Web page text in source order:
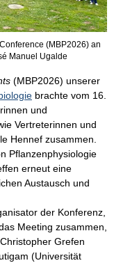
(MBP2026) an
Manuel Ugalde
(MBP2026) unserer
brachte vom 16.
und
Vertreterinnen und
Hennef zusammen.
Pflanzenphysiologie
erneut eine
Austausch und
der Konferenz,
Meeting zusammen,
Grefen
(Universität